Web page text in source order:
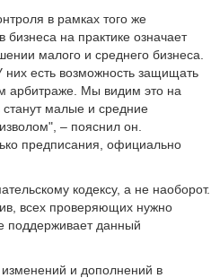
в рамках того же
на практике означает
малого и среднего бизнеса.
есть возможность защищать
арбитраже. Мы видим это на
малые и средние
– пояснил он.
предписания, официально
кодексу, а не наоборот.
всех проверяющих нужно
поддерживает данный
и дополнений в